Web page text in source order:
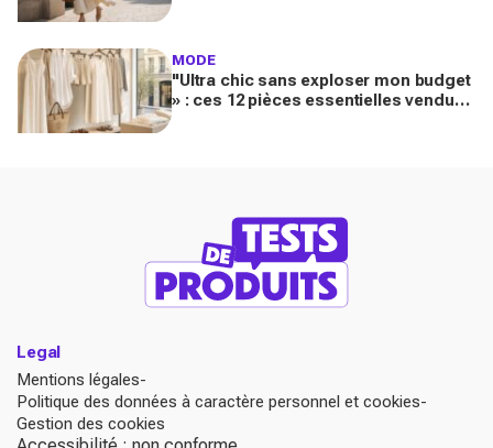
MODE
"Ultra chic sans exploser mon budget
» : ces 12 pièces essentielles vendues
Legal
Mentions légales
Politique des données à caractère personnel et cookies
Gestion des cookies